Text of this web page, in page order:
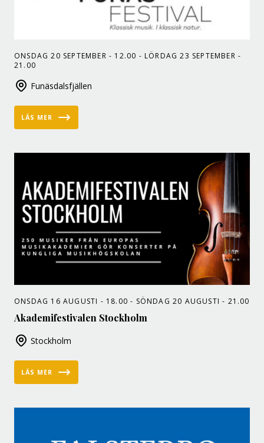
ONSDAG 20 SEPTEMBER - 12.00 - LÖRDAG 23 SEPTEMBER -
21.00
Funäsdalsfjällen
LÄS MER
ONSDAG 16 AUGUSTI - 18.00 - SÖNDAG 20 AUGUSTI - 21.00
Akademifestivalen Stockholm
Stockholm
LÄS MER